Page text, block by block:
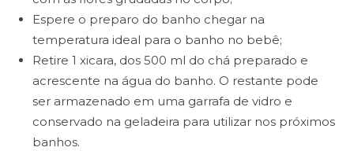
Espere o preparo do banho chegar na
temperatura ideal para o banho no bebê;
Retire 1 xicara, dos 500 ml do chá preparado e
acrescente na água do banho. O restante pode
ser armazenado em uma garrafa de vidro e
conservado na geladeira para utilizar nos próximos
banhos.